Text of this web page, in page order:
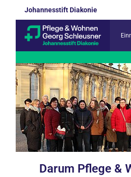
Johannesstift Diakonie
Darum Pflege &